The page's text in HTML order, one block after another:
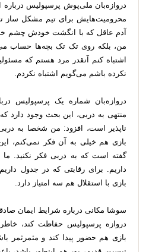
دروازه‌بان ملی‌پوش پرسپولیس درباره
محرومیت‌هایش برای تیم مشکل ساز
آدم عاقل که با انگشت خودش چشم
من، بلکه روی تک تک بچه‌ها حساب
اشتباه کنم آنقدر مرد هستم که
نکرده باشم می‌گویم اشتباه نکردم.
دروازه‌بان شماره یک پرسپولیس
منتهی به دربی، این بحث وجود دارد
ناپذیر است، افزود: من شخصا به
بازی هم خیلی به آن فکر نمی‌کنم،
گفته است که به دربی فکر نکنید. ما
داریم. برای رقابتی که در جدول
بازی با استقلال هم سه امتیاز دارد.
سوشا مکانی درباره شرایط ایمان
بازی هم حضور پیدا کند و مثمرثمر